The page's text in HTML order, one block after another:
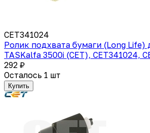
CET341024
Ролик подхвата бумаги (Long Life)
TASKalfa 3500i (CET), CET341024,
292 ₽
Осталось 1 шт
Купить